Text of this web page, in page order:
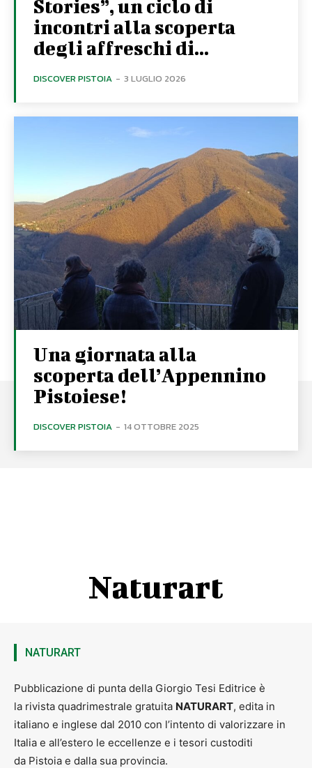
Stories”, un ciclo di
incontri alla scoperta
degli affreschi di...
DISCOVER PISTOIA - 3 LUGLIO 2026
Una giornata alla
scoperta dell’Appennino
Pistoiese!
DISCOVER PISTOIA - 14 OTTOBRE 2025
Naturart
NATURART
Pubblicazione di punta della Giorgio Tesi Editrice è
la rivista quadrimestrale gratuita NATURART, edita in
italiano e inglese dal 2010 con l’intento di valorizzare in
Italia e all’estero le eccellenze e i tesori custoditi
da Pistoia e dalla sua provincia.